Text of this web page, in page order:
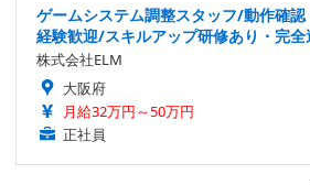
ゲームシステム調整スタッフ/動作確
経験歓迎/スキルアップ研修あり・完
株式会社ELM
大阪府
月給32万円～50万円
正社員